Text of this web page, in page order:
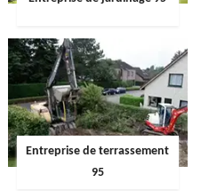
Entreprise de terrassement
95